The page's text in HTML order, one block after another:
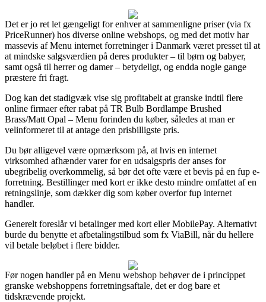
Det er jo ret let gængeligt for enhver at sammenligne priser (via fx
PriceRunner) hos diverse online webshops, og med det motiv har
massevis af Menu internet forretninger i Danmark været presset til at
at mindske salgsværdien på deres produkter – til børn og babyer,
samt også til herrer og damer – betydeligt, og endda nogle gange
præstere fri fragt.
Dog kan det stadigvæk vise sig profitabelt at granske indtil flere
online firmaer efter rabat på TR Bulb Bordlampe Brushed
Brass/Matt Opal – Menu forinden du køber, således at man er
velinformeret til at antage den prisbilligste pris.
Du bør alligevel være opmærksom på, at hvis en internet
virksomhed afhænder varer for en udsalgspris der anses for
ubegribelig overkommelig, så bør det ofte være et bevis på en fup e-
forretning. Bestillinger med kort er ikke desto mindre omfattet af en
retningslinje, som dækker dig som køber overfor fup internet
handler.
Generelt foreslår vi betalinger med kort eller MobilePay. Alternativt
burde du benytte et afbetalingstilbud som fx ViaBill, når du hellere
vil betale beløbet i flere bidder.
Før nogen handler på en Menu webshop behøver de i princippet
granske webshoppens forretningsaftale, det er dog bare et
tidskrævende projekt.